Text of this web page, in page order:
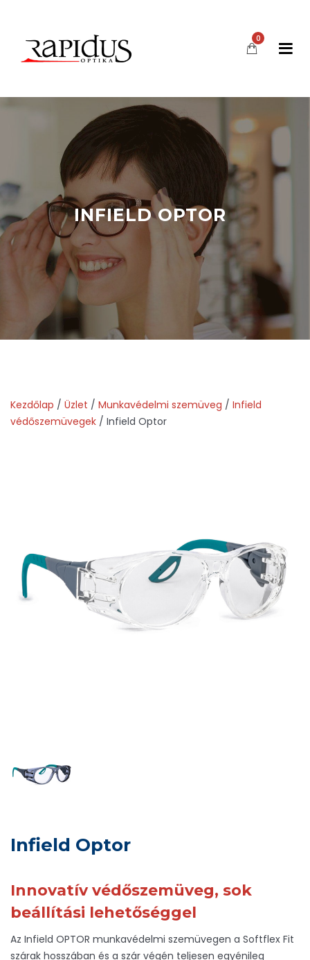
0
INFIELD OPTOR
Kezdőlap / Üzlet / Munkavédelmi szemüveg / Infield
védőszemüvegek / Infield Optor
Infield Optor
Innovatív védőszemüveg, sok
beállítási lehetőséggel
Az Infield OPTOR munkavédelmi szemüvegen a Softflex Fit
szárak hosszában és a szár végén teljesen egyénileg